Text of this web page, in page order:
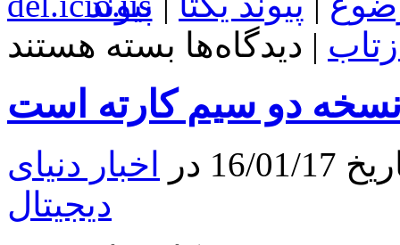
| دیدگاه‌هابرای
موبایل
تی
M10
رقابتی
است
بسته هستند
در
اخبار دنیای
دیجیتال